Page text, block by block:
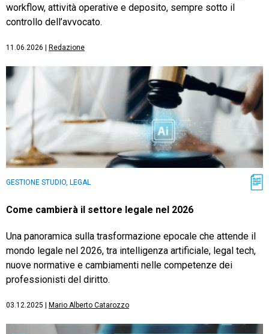
workflow, attività operative e deposito, sempre sotto il
controllo dell’avvocato.
11.06.2026 Redazione
GESTIONE STUDIO, LEGAL
Come cambierà il settore legale nel 2026
Una panoramica sulla trasformazione epocale che attende il
mondo legale nel 2026, tra intelligenza artificiale, legal tech,
nuove normative e cambiamenti nelle competenze dei
professionisti del diritto.
03.12.2025 Mario Alberto Catarozzo